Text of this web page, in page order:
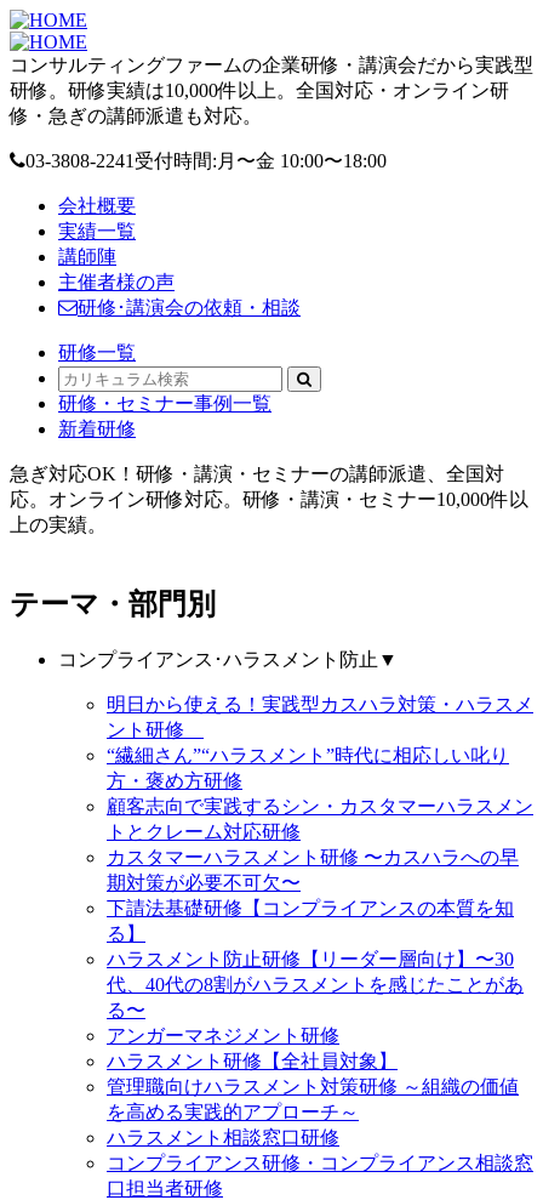
コンサルティングファームの企業研修・講演会だから実践型
研修。研修実績は10,000件以上。全国対応・オンライン研
修・急ぎの講師派遣も対応。
03-3808-2241 受付時間:月〜金 10:00〜18:00
会社概要
実績一覧
講師陣
主催者様の声
研修･講演会の依頼・相談
研修一覧
研修・セミナー事例一覧
新着研修
急ぎ対応OK！研修・講演・セミナーの講師派遣、全国対
応。オンライン研修対応。研修・講演・セミナー10,000件以
上の実績。
テーマ・部門別
コンプライアンス･ハラスメント防止 ▼
明日から使える！実践型カスハラ対策・ハラスメ
ント研修
“繊細さん”“ハラスメント”時代に相応しい叱り
方・褒め方研修
顧客志向で実践するシン・カスタマーハラスメン
トとクレーム対応研修
カスタマーハラスメント研修 〜カスハラへの早
期対策が必要不可欠〜
下請法基礎研修【コンプライアンスの本質を知
る】
ハラスメント防止研修【リーダー層向け】〜30
代、40代の8割がハラスメントを感じたことがあ
る〜
アンガーマネジメント研修
ハラスメント研修【全社員対象】
管理職向けハラスメント対策研修 ～組織の価値
を高める実践的アプローチ～
ハラスメント相談窓口研修
コンプライアンス研修・コンプライアンス相談窓
口担当者研修